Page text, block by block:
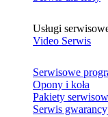
Usługi
Video Serwis
Serwisowe
Opony i koła
Pakiety
Serwis